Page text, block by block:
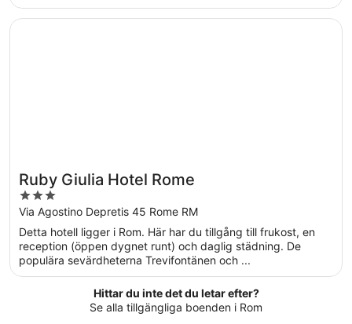
Ruby Giulia Hotel Rome
3
out
of
5
Via Agostino Depretis 45 Rome RM
Detta hotell ligger i Rom. Här har du tillgång till frukost, en
reception (öppen dygnet runt) och daglig städning. De
populära sevärdheterna Trevifontänen och ...
Öppnas i ett nytt fönster
Ruby Giulia Hotel Rome
Hittar du inte det du letar efter?
Se alla tillgängliga boenden i Rom